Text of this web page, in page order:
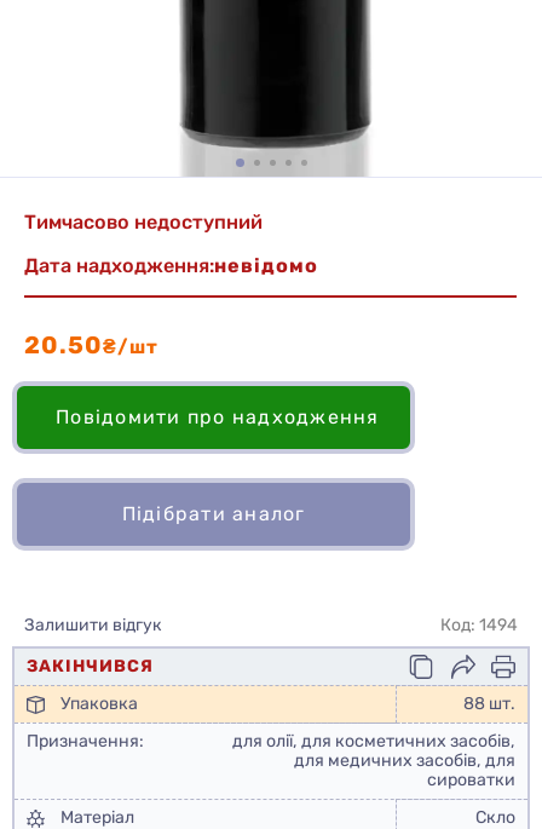
Тимчасово недоступний
Дата надходження:невідомо
20.50₴/шт
Повідомити про надходження
Підібрати аналог
Залишити відгук
Код: 1494
ЗАКІНЧИВСЯ
Упаковка
88 шт.
Призначення:
для олії, для косметичних засобів,
для медичних засобів, для
сироватки
Матеріал
Скло